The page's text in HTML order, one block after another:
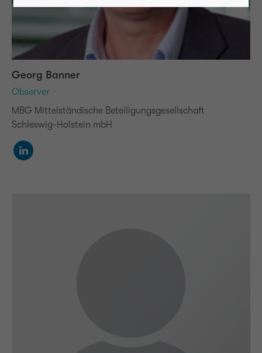
Georg Banner
Observer
MBG Mittelständische Beteiligungsgesellschaft
Schleswig-Holstein mbH